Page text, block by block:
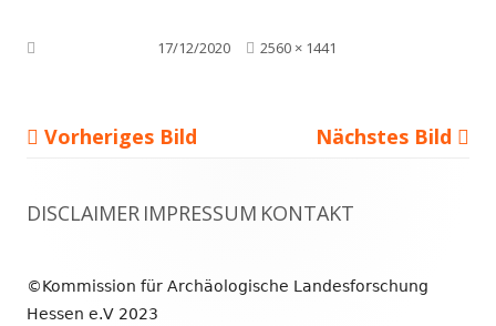
17/12/2020
Volle
2560 × 1441
Vorheriges Bild Nächstes Bild
Inhalt
DISCLAIMER IMPRESSUM KONTAKT
©Kommission für Archäologische Landesforschung
Hessen e.V 2023